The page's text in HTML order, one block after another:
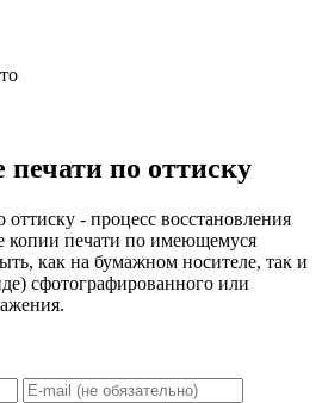
печати по оттиску
оттиску - процесс восстановления
копии печати по имеющемуся
как на бумажном носителе, так и
сфотографированного или